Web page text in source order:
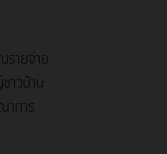
รายจ่าย
วบ้าน
าการ